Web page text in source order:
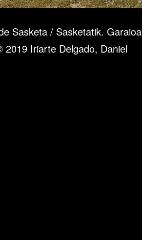
Sasketa / Sasketatik. Garaioa
2019 Iriarte Delgado, Daniel